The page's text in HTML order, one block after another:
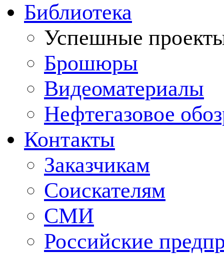
Библиотека
Успешные
Брошюры
Видеоматериалы
Нефтегазовое
Контакты
Заказчикам
Соискателям
СМИ
Российские